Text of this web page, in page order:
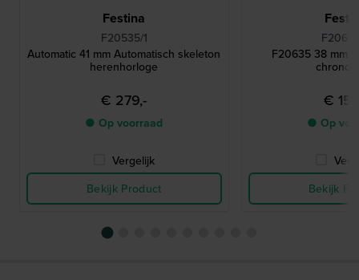
Festina
F20535/1
Automatic 41 mm Automatisch skeleton
herenhorloge
€ 279,-
● Op voorraad
Vergelijk
Bekijk Product
F20635 38 mm
€
● Op
Bekijk